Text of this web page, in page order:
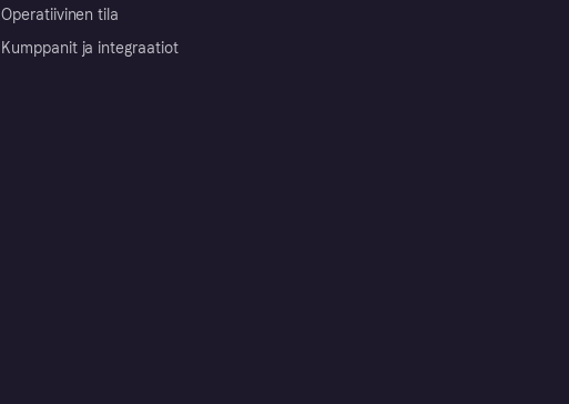
Operatiivinen tila
Kumppanit ja integraatiot